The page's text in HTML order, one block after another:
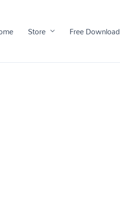
Store Free Download